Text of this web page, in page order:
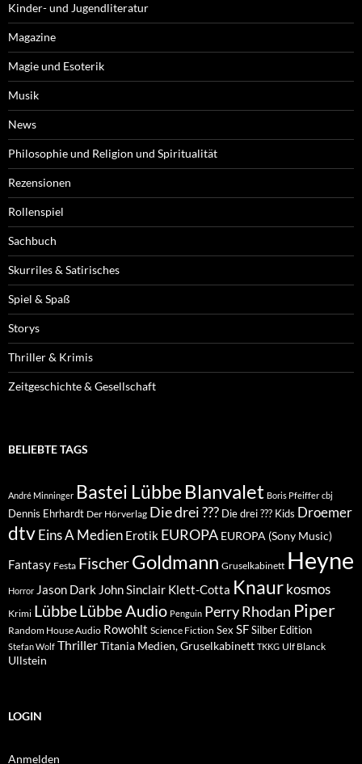
Kinder- und Jugendliteratur
Magazine
Magie und Esoterik
Musik
News
Philosophie und Religion und Spiritualität
Rezensionen
Rollenspiel
Sachbuch
Skurriles & Satirisches
Spiel & Spaß
Storys
Thriller & Krimis
Zeitgeschichte & Gesellschaft
BELIEBTE TAGS
André Minninger Bastei Lübbe Blanvalet Boris Pfeiffer cbj
Dennis Ehrhardt Der Hörverlag Die drei ??? Die drei ??? Kids Droemer
dtvEins A Medien Erotik EUROPA EUROPA (Sony Music)
Fantasy Festa FischerGoldmann Gruselkabinett Heyne
Horror Jason Dark John Sinclair Klett-Cotta Knaur kosmos
Krimi LübbeLübbe Audio Penguin Perry Rhodan Piper
Random House Audio Rowohlt Science Fiction Sex SFSilber Edition
Stefan Wolf ThrillerTitania Medien, Gruselkabinett TKKG Ulf Blanck
Ullstein
LOGIN
Anmelden